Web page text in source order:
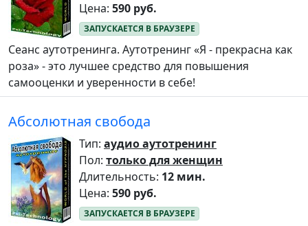
Цена: 590 руб.
Сеанс аутотренинга. Аутотренинг «Я - прекрасна как
роза» - это лучшее средство для повышения
самооценки и уверенности в себе!
Абсолютная свобода
Тип: аудио аутотренинг
Пол: только для женщин
Длительность: 12 мин.
Цена: 590 руб.